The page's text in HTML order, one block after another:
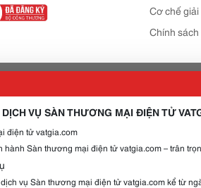
Cơ chế
Chính
VỤ SÀN THƯƠNG MẠI ĐIỆN TỬ
điện tử vatgia.com
Sàn thương mại điện tử vatgia.com – trân
vụ Sàn thương mại điện tử vatgia.com kể từ